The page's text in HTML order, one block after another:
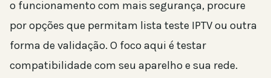
o funcionamento com mais segurança, procure
por opções que permitam lista teste IPTV ou outra
forma de validação. O foco aqui é testar
compatibilidade com seu aparelho e sua rede.